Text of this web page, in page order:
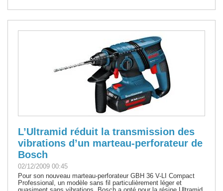
L’Ultramid réduit la transmission des
vibrations d’un marteau-perforateur de
Bosch
02/12/2009 00:45
Pour son nouveau marteau-perforateur GBH 36 V-LI Compact
Professional, un modèle sans fil particulièrement léger et